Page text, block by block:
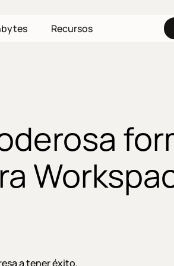
Recursos
a tener éxito.